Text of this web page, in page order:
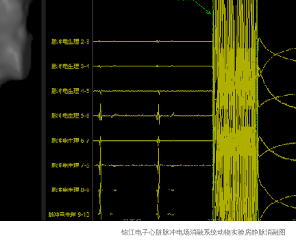
锦江电子心脏脉冲电场消融系统动物实验房静脉消融图